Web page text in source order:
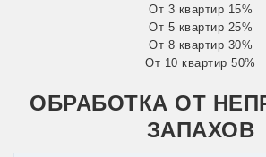
От 3 квартир 15%
От 5 квартир 25%
От 8 квартир 30%
От 10 квартир 50%
ОБРАБОТКА ОТ
ЗАПАХОВ